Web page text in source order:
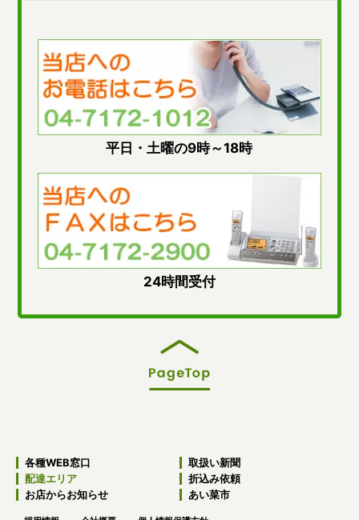
平日・土曜の9時～18時
24時間受付
各種WEB窓口
取扱い新聞
配達エリア
折込み依頼
お店からお知らせ
あい菜市